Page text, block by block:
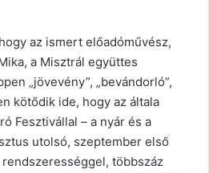
az ismert előadóművész,
a Misztrál együttes
„jövevény”, „bevándorló”,
kötődik ide, hogy az általa
Fesztivállal – a nyár és a
utolsó, szeptember első
többszáz